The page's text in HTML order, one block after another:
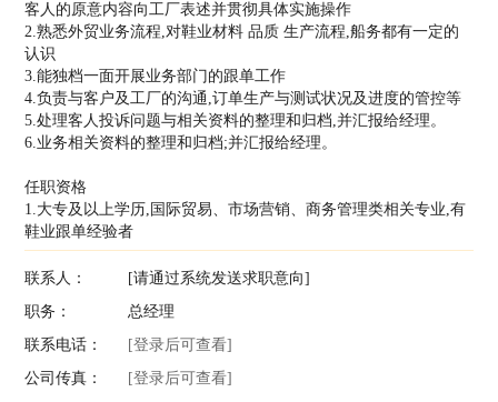
客人的原意内容向工厂表述并贯彻具体实施操作
2.熟悉外贸业务流程,对鞋业材料 品质 生产流程,船务都有一定的
认识
3.能独档一面开展业务部门的跟单工作
4.负责与客户及工厂的沟通,订单生产与测试状况及进度的管控等
5.处理客人投诉问题与相关资料的整理和归档,并汇报给经理。
6.业务相关资料的整理和归档;并汇报给经理。
任职资格
1.大专及以上学历,国际贸易、市场营销、商务管理类相关专业,有
鞋业跟单经验者
联系人：
[请通过系统发送求职意向]
职务：
总经理
联系电话：
[登录后可查看]
公司传真：
[登录后可查看]